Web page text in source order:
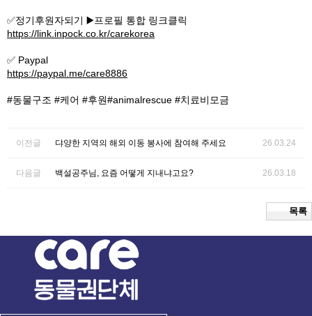
✅️정기후원자되기 ▶️프로필 통합 링크클릭
https://link.inpock.co.kr/carekorea
✅ Paypal
https://paypal.me/care8886
#동물구조 #케어 #후원#animalrescue #치료비모금
이전글 댜양한 지역의 해외 이동 봉사에 참여해 주세요 26.03.24
다음글 백설공주님, 요즘 어떻게 지내냐고요? 26.03.18
목록